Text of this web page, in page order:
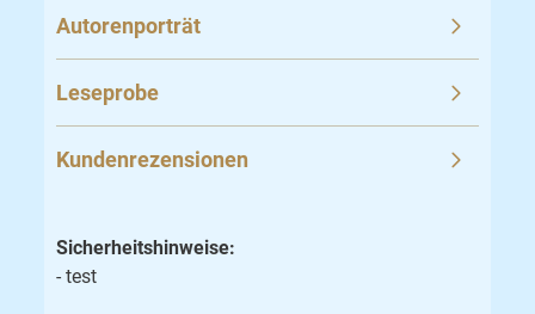
Autorenporträt
Leseprobe
Kundenrezensionen
Sicherheitshinweise:
- test